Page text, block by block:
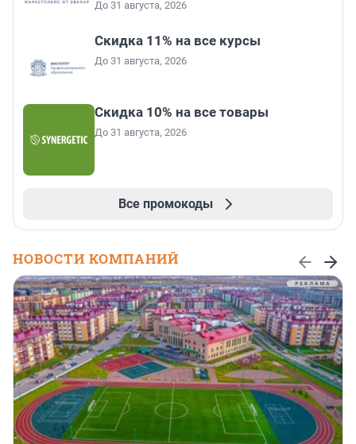
До 31 августа, 2026
Скидка 11% на все курсы
До 31 августа, 2026
Скидка 10% на все товары
До 31 августа, 2026
Все промокоды
НОВОСТИ КОМПАНИЙ